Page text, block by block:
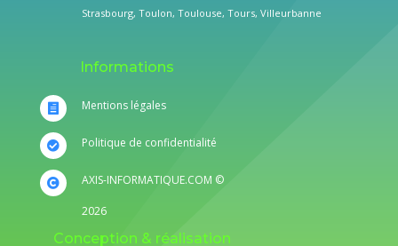
Strasbourg, Toulon, Toulouse, Tours, Villeurbanne
Informations
 Mentions légales
 Politique de confidentialité
 AXIS-INFORMATIQUE.COM ©
2026
Conception & réalisation